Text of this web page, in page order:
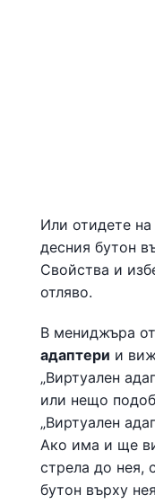
Или отидете
десния бутон
Свойства и
отляво.
В мениджъра
адаптери и
„Виртуален
или нещо
„Виртуален
Ако има и ще
стрела до нея,
бутон върху